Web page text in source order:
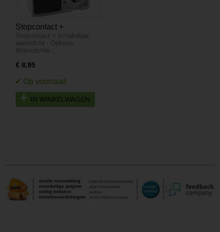
Stopcontact +
schakelaar waterdicht -
Opbouw
Stopcontact + schakelaar
waterdicht - Opbouw
Waterdichte…
€ 8,95
IN WINKELWAGEN